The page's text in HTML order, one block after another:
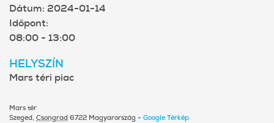
Dátum: 2024-01-14
Időpont:
08:00 - 13:00
HELYSZÍN
Mars téri piac
Mars tér
Szeged, Csongrad 6722 Magyarország + Google Térkép